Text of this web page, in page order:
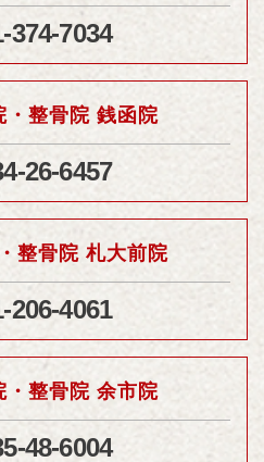
374-7034
・整骨院 銭函院
26-6457
整骨院 札大前院
206-4061
・整骨院 余市院
48-6004